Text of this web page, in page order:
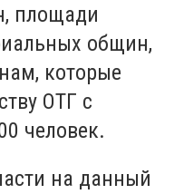
площади
общин,
которые
ОТГ с
человек.
на данный